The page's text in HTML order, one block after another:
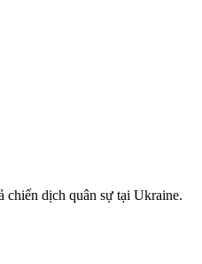
dịch quân sự tại Ukraine.